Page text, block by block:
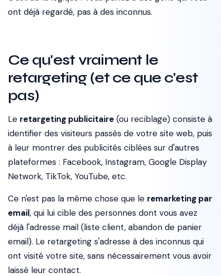
ont déjà regardé, pas à des inconnus.
Ce qu'est vraiment le
retargeting (et ce que c'est
pas)
Le retargeting publicitaire (ou reciblage) consiste à
identifier des visiteurs passés de votre site web, puis
à leur montrer des publicités ciblées sur d'autres
plateformes : Facebook, Instagram, Google Display
Network, TikTok, YouTube, etc.
Ce n'est pas la même chose que le remarketing par
email, qui lui cible des personnes dont vous avez
déjà l'adresse mail (liste client, abandon de panier
email). Le retargeting s'adresse à des inconnus qui
ont visité votre site, sans nécessairement vous avoir
laissé leur contact.